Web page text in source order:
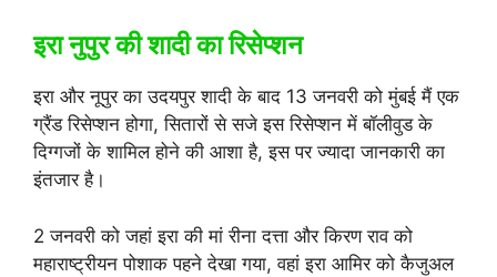
इरा नुपुर की शादी का रिसेप्शन
इरा और नूपुर का उदयपुर शादी के बाद 13 जनवरी को मुंबई मैं एक
ग्रैंड रिसेप्शन होगा, सितारों से सजे इस रिसेप्शन में बॉलीवुड के
दिग्गजों के शामिल होने की आशा है, इस पर ज्यादा जानकारी का
इंतजार है।
2 जनवरी को जहां इरा की मां रीना दत्ता और किरण राव को
महाराष्ट्रीयन पोशाक पहने देखा गया, वहां इरा आमिर को कैजुअल